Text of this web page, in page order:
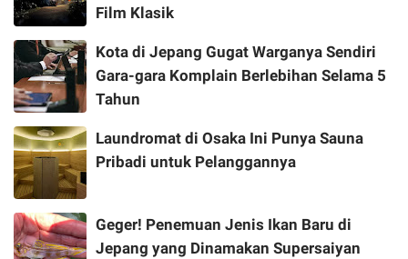
Film Klasik
Kota di Jepang Gugat Warganya Sendiri
Gara-gara Komplain Berlebihan Selama 5
Tahun
Laundromat di Osaka Ini Punya Sauna
Pribadi untuk Pelanggannya
Geger! Penemuan Jenis Ikan Baru di
Jepang yang Dinamakan Supersaiyan